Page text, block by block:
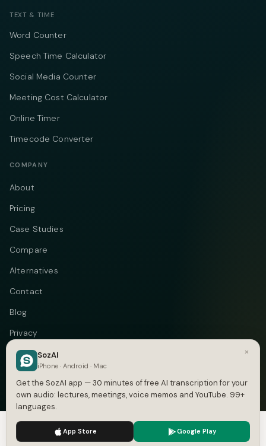
TEXT & TIME
Word Counter
Speech Time Calculator
Social Media Counter
Meeting Cost Calculator
Online Timer
Timecode Converter
COMPANY
About
Pricing
Case Studies
Compare
Alternatives
Contact
Blog
Privacy
Terms
DMCA
© 2026 Vastflow. All rights reserved. TelegramInstagram
We use cookies to enhance your experience.
×
SozAI
iPhone · Android · Mac
Get the SozAI app — 30 minutes of free AI transcription for your
own audio: lectures, meetings, voice memos and YouTube. 99+
languages.
App Store Google Play